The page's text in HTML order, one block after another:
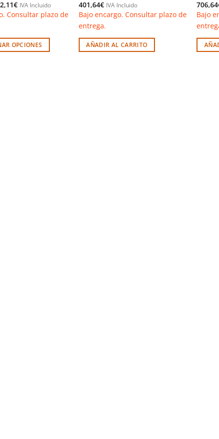
€Rango
de
precios:
hasta
352,11€
IVA Incluido
Consultar plazo de
OPCIONES
401,64€ IVA Incluido
Bajo encargo. Consultar plazo de
entrega.
AÑADIR AL CARRITO
706,64
Bajo